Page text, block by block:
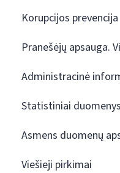
Korupcijos prevencija
Pranešėjų apsauga.
Administracinė
Statistiniai duomenys
Asmens duomenų
Viešieji pirkimai